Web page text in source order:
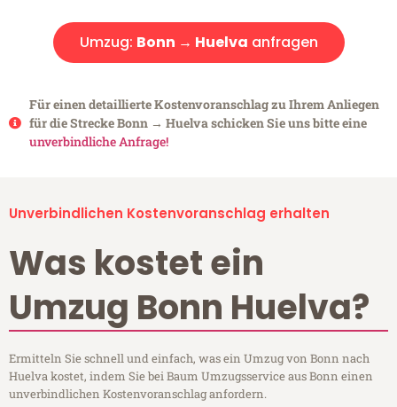
Umzug: Bonn → Huelva anfragen
Für einen detaillierte Kostenvoranschlag zu Ihrem Anliegen
für die Strecke Bonn → Huelva schicken Sie uns bitte eine
unverbindliche Anfrage!
Unverbindlichen Kostenvoranschlag erhalten
Was kostet ein
Umzug Bonn Huelva?
Ermitteln Sie schnell und einfach, was ein Umzug von Bonn nach
Huelva kostet, indem Sie bei Baum Umzugsservice aus Bonn einen
unverbindlichen Kostenvoranschlag anfordern.